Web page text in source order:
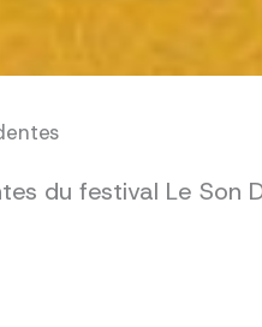
du festival Le Son